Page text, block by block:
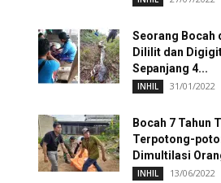
Seorang Bocah
Dililit dan
Sepanjang 4...
INHIL 31/01/2022
Bocah 7 Tahun
Terpotong-
Dimultilasi
INHIL 13/06/2022